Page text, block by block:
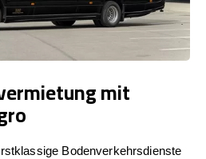
mit
Bodenverkehrsdienste